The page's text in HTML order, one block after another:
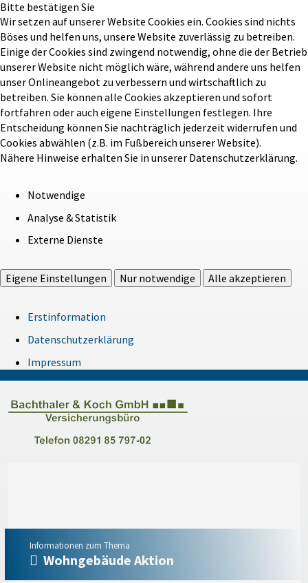
Bitte bestätigen Sie
Wir setzen auf unserer Website Cookies ein. Cookies sind nichts
Böses und helfen uns, unsere Website zuverlässig zu betreiben.
Einige der Cookies sind zwingend notwendig, ohne die der Betrieb
unserer Website nicht möglich wäre, während andere uns helfen
unser Onlineangebot zu verbessern und wirtschaftlich zu
betreiben. Sie können alle Cookies akzeptieren und sofort
fortfahren oder auch eigene Einstellungen festlegen. Ihre
Entscheidung können Sie nachträglich jederzeit widerrufen und
Cookies abwählen (z.B. im Fußbereich unserer Website).
Nähere Hinweise erhalten Sie in unserer Datenschutzerklärung.
Notwendige
Analyse & Statistik
Externe Dienste
Eigene Einstellungen Nur notwendige Alle akzeptieren
Erstinformation
Datenschutzerklärung
Impressum
Informationen zum Thema
Wohngebäude Aktion